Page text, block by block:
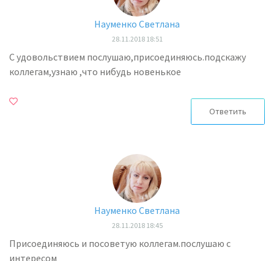
Науменко Светлана
28.11.2018 18:51
С удовольствием послушаю,присоединяюсь.подскажу
коллегам,узнаю ,что нибудь новенькое
Ответить
Науменко Светлана
28.11.2018 18:45
Присоединяюсь и посоветую коллегам.послушаю с
интересом